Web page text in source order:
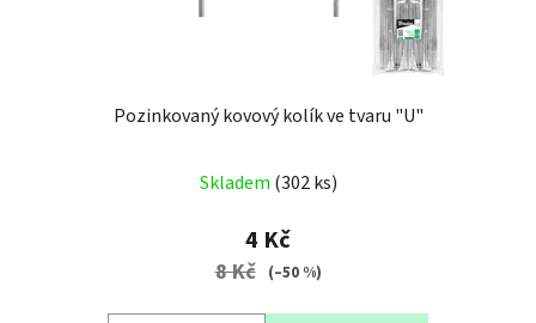
Pozinkovaný kovový kolík ve tvaru "U"
hodnocení
produktu
je
Skladem (302 ks)
4 Kč
8 Kč (–50 %)